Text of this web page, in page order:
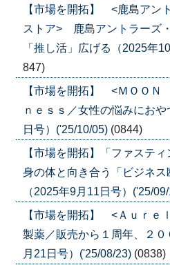
【市場を開拓】 <鹿島アン
ストア> 鹿島アントラーズ
「推し活」広げる（2025年
847)
【市場を開拓】 <ＭＯＯ
ｎｅｓｓ／女性の悩みにお
日号）('25/10/05) (0844)
【市場を開拓】「ファステ
身の体と向き合う「ビジネ
（2025年9月11日号）('25/
【市場を開拓】 <Ａｕｒｅ
製薬／販売から１周年、２
月21日号）('25/08/23) (0838)